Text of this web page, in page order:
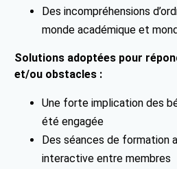
Des incompréhensions
monde académique et
Solutions adoptées pour
et/ou obstacles :
Une forte implication des
été engagée
Des séances de formation
interactive entre membres